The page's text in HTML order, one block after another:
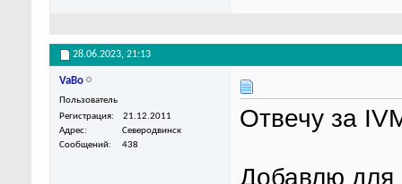
28.06.2023, 21:13
VaBo
Пользователь
Регистрация
21.12.2011
Адрес
Северодвинск
Сообщений
438
Отвечу за
Добавлю для